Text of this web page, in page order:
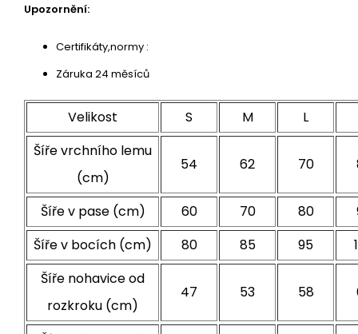
Upozornění:
Certifikáty,normy :
Záruka 24 měsíců
Velikost S M L
Šíře vrchního lemu
(cm)
54 62 70
Šíře v pase (cm) 60 70 80
Šíře v bocích (cm)
80 85 95
Šíře nohavice od
rozkroku (cm)
47 53 58